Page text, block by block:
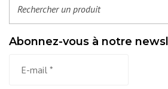
Abonnez-vous à notre